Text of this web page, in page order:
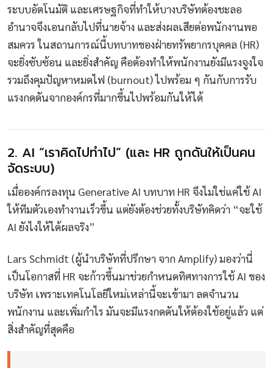
ระบบอัตโนมัติ และเศรษฐกิจที่ทำให้บางบริษัทต้องชะลอ
อำนาจจึงเอนกลับไปที่นายจ้าง และส่งผลเสียต่อพนักงานพอ
สมควร ในสถานการณ์นี้บทบาทของฝ่ายทรัพยากรบุคคล (HR)
จะยิ่งซับซ้อน และยิ่งสำคัญ คือต้องทำให้พนักงานยังมีแรงจูงใจ
รวมถึงคุมปัญหาหมดไฟ (burnout) ไปพร้อม ๆ กันกับการรับ
แรงกดดันจากองค์กรที่มากขึ้นไปพร้อมกันให้ได้
2. AI “เราคิดไปทำไป” (และ HR ถูกดันให้เป็นคน
จัดระบบ)
เมื่อองค์กรลงทุน Generative AI บทบาท HR จึงไม่ใช่แค่ใช้ AI
ให้ทีมตัวเองทำงานเร็วขึ้น แต่ยังต้องช่วยทั้งบริษัทคิดว่า “จะใช้
AI ยังไงให้ได้ผลจริง”
Lars Schmidt (ผู้นำบริษัทที่ปรึกษา จาก Amplify) มองว่านี่
เป็นโอกาสที่ HR จะก้าวขึ้นมาช่วยกำหนดทิศทางการใช้ AI ของ
บริษัท เพราะเทคโนโลยีใหม่เหล่านี้จะเข้ามา ลดจำนวน
พนักงาน และเพิ่มกำไร มันจะมีแรงกดดันให้ต้องใช้อยู่แล้ว แต่
สิ่งสำคัญที่สุดคือ